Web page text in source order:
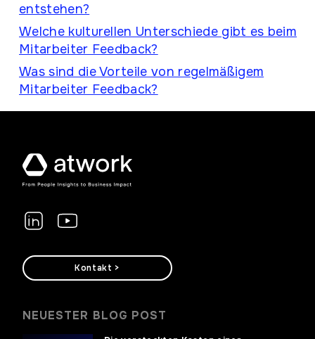
entstehen?
Welche kulturellen Unterschiede gibt es beim
Mitarbeiter Feedback?
Was sind die Vorteile von regelmäßigem
Mitarbeiter Feedback?
Kontakt >
NEUESTER BLOG POST